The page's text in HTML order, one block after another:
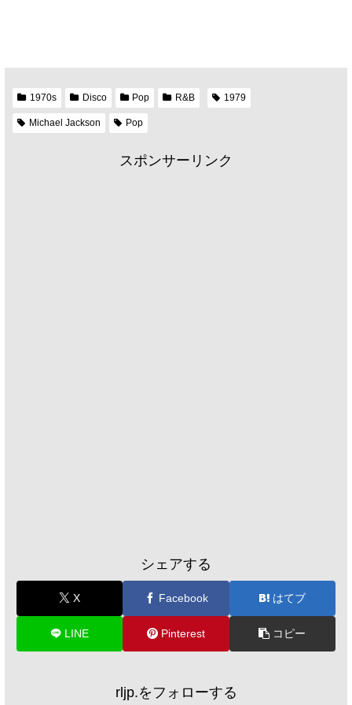
1970s Disco Pop R&B 1979
Michael Jackson Pop
スポンサーリンク
シェアする
X Facebook はてブ
LINE Pinterest コピー
rljp.をフォローする